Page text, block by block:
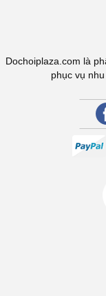
Dochoiplaza.com là
phục vụ